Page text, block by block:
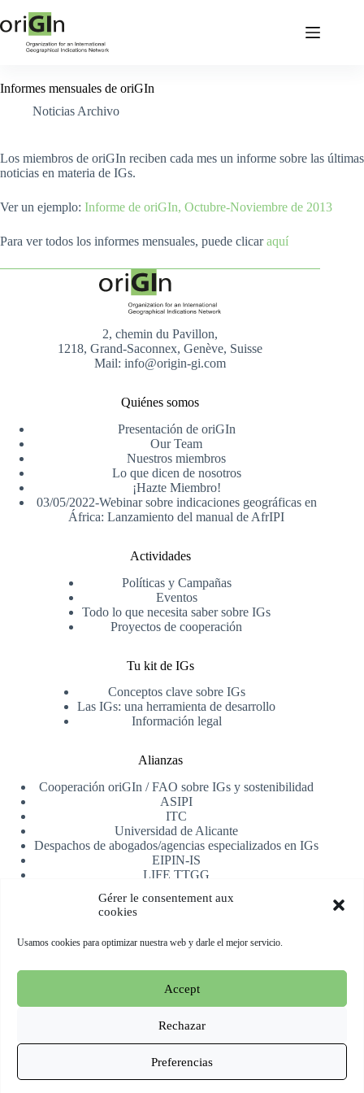
Gérer le consentement aux
cookies
Usamos cookies para optimizar nuestra web y darle el mejor servicio.
Accept
Rechazar
Preferencias
Informes mensuales de oriGIn
Noticias Archivo
Los miembros de oriGIn reciben cada mes un informe sobre las últimas
noticias en materia de IGs.
Ver un ejemplo: Informe de oriGIn, Octubre-Noviembre de 2013
Para ver todos los informes mensuales, puede clicaraquí
2, chemin du Pavillon,
1218, Grand-Saconnex, Genève, Suisse
Mail: info@origin-gi.com
Quiénes somos
Presentación de oriGIn
Our Team
Nuestros miembros
Lo que dicen de nosotros
¡Hazte Miembro!
03/05/2022-Webinar sobre indicaciones geográficas en
África: Lanzamiento del manual de AfrIPI
Actividades
Políticas y Campañas
Eventos
Todo lo que necesita saber sobre IGs
Proyectos de cooperación
Tu kit de IGs
Conceptos clave sobre IGs
Las IGs: una herramienta de desarrollo
Información legal
Alianzas
Cooperación oriGIn / FAO sobre IGs y sostenibilidad
ASIPI
ITC
Universidad de Alicante
Despachos de abogados/agencias especializados en IGs
EIPIN-IS
LIFE TTGG
Registrarse
Copyright © 2026 oriGIn | Organization for an International
Geographical Indications Network -Web alojada y manejada